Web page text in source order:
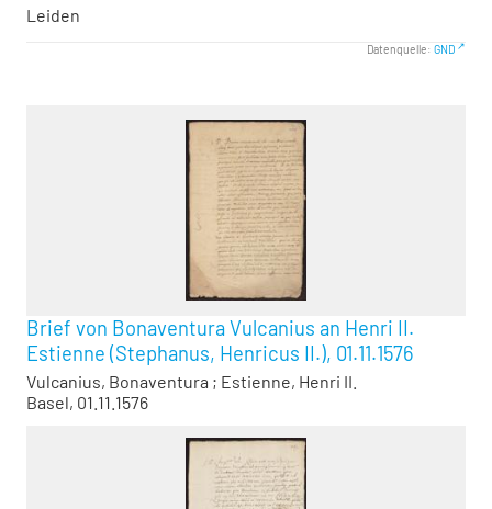
Leiden
Datenquelle: GND
Brief von Bonaventura Vulcanius an Henri II.
Estienne (Stephanus, Henricus II.), 01.11.1576
Vulcanius, Bonaventura ; Estienne, Henri II.
Basel, 01.11.1576